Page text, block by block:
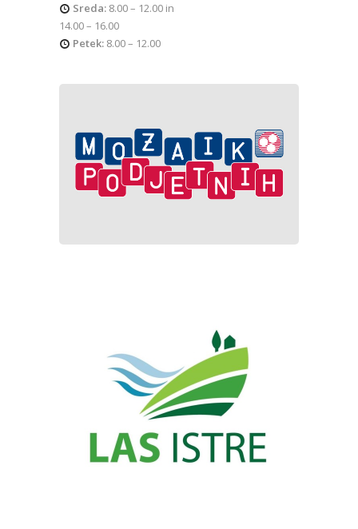
Sreda: 8.00 – 12.00 in
14.00 – 16.00
Petek: 8.00 – 12.00